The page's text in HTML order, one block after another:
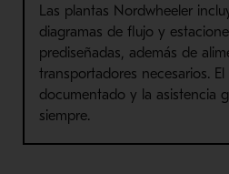
Las plantas Nordwheeler
diagramas de flujo y
prediseñadas, además de
transportadores necesarios.
documentado y la asistencia
siempre.